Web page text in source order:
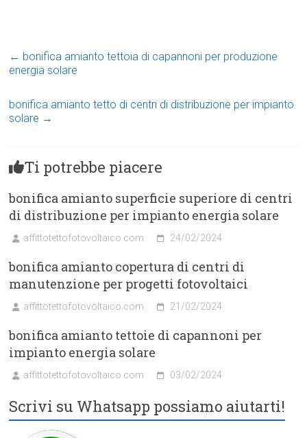
← bonifica amianto tettoia di capannoni per produzione
energia solare
bonifica amianto tetto di centri di distribuzione per impianto
solare →
Ti potrebbe piacere
bonifica amianto superficie superiore di centri
di distribuzione per impianto energia solare
affittotettofotovoltaico.com 24/02/2024
bonifica amianto copertura di centri di
manutenzione per progetti fotovoltaici
affittotettofotovoltaico.com 21/02/2024
bonifica amianto tettoie di capannoni per
impianto energia solare
affittotettofotovoltaico.com 03/02/2024
Scrivi su Whatsapp possiamo aiutarti!